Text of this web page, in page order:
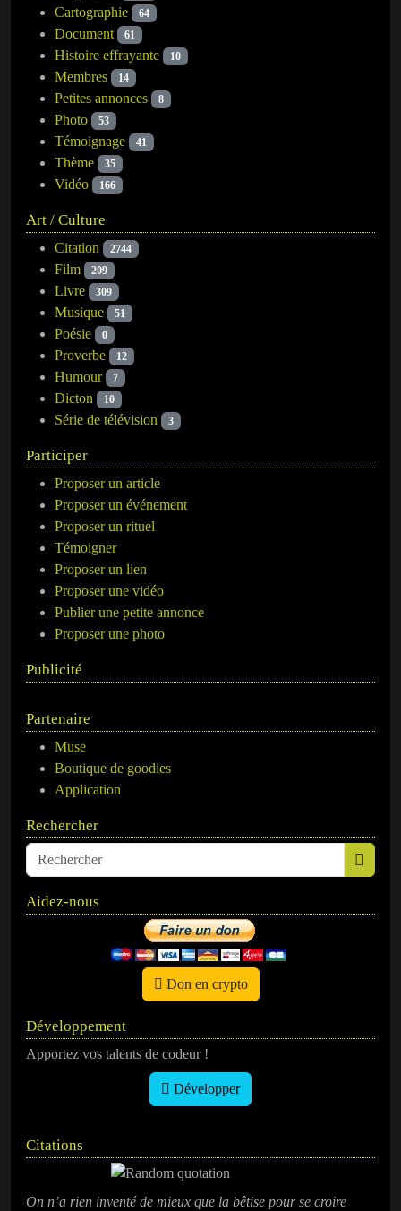
Cartographie 64
Document 61
Histoire effrayante 10
Membres 14
Petites annonces 8
Photo 53
Témoignage 41
Thème 35
Vidéo 166
Art / Culture
Citation 2744
Film 209
Livre 309
Musique 51
Poésie 0
Proverbe 12
Humour 7
Dicton 10
Série de télévision 3
Participer
Proposer un article
Proposer un événement
Proposer un rituel
Témoigner
Proposer un lien
Proposer une vidéo
Publier une petite annonce
Proposer une photo
Publicité
Partenaire
Muse
Boutique de goodies
Application
Rechercher
Aidez-nous
Don en crypto
Développement
Apportez vos talents de codeur !
Développer
Citations
On n’a rien inventé de mieux que la bêtise pour se croire